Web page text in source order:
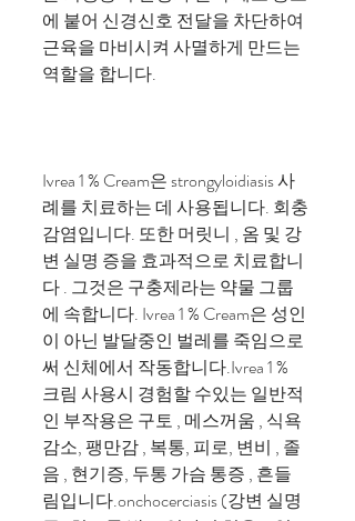
에 붙어 신경신호 전달을 차단하여
근육을 마비시켜 사멸하게 만드는
역할을 합니다.
Ivrea 1 % Cream은 strongyloidiasis 사
례를 치료하는 데 사용됩니다. 회충
감염입니다. 또한 머릿니 , 옴 및 강
변 실명 증을 효과적으로 치료합니
다 . 그것은 구충제라는 약물 그룹
에 속합니다. Ivrea 1 % Cream은 성인
이 아닌 발달중인 벌레를 죽임으로
써 신체에서 작동합니다.Ivrea 1 %
크림 사용시 경험할 수있는 일반적
인 부작용은 구토 , 메스꺼움 , 식욕
감소, 팽만감 , 복통, 피로, 변비 , 졸
음 , 현기증, 두통 가슴 통증 , 흔들
림입니다.onchocerciasis (강변 실명